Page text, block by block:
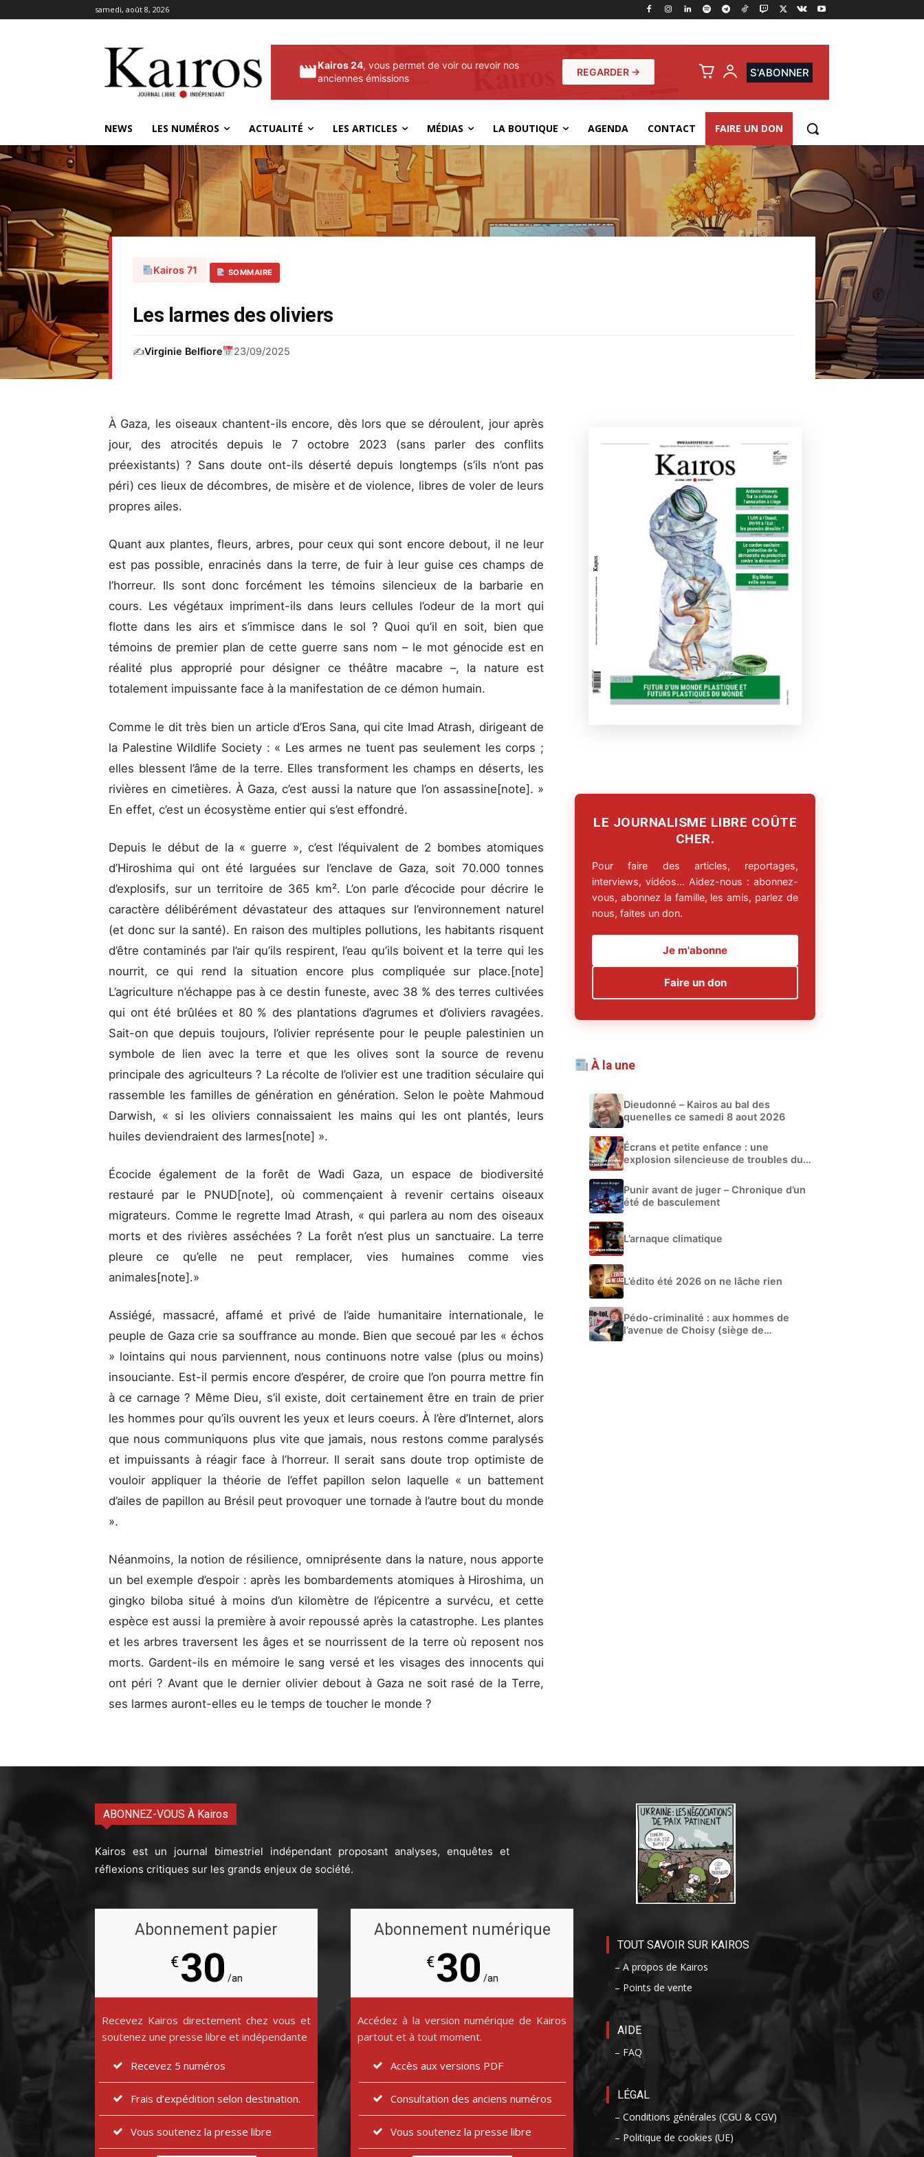
samedi, août 8, 2026
Kairos 24, vous permet de voir ou revoir nos
anciennes émissions
REGARDER → S'ABONNER
NEWS LES NUMÉROS ACTUALITÉ LES ARTICLES MÉDIAS LA BOUTIQUE AGENDA CONTACT FAIRE UN DON
Kairos 71 SOMMAIRE
Les larmes des oliviers
✍️Virginie Belfiore 23/09/2025
À Gaza, les oiseaux chantent-ils encore, dès lors que se déroulent, jour après
jour, des atrocités depuis le 7 octobre 2023 (sans parler des conflits
préexistants) ? Sans doute ont-ils déserté depuis longtemps (s’ils n’ont pas
péri) ces lieux de décombres, de misère et de violence, libres de voler de leurs
propres ailes.
Quant aux plantes, fleurs, arbres, pour ceux qui sont encore debout, il ne leur
est pas possible, enracinés dans la terre, de fuir à leur guise ces champs de
l’horreur. Ils sont donc forcément les témoins silencieux de la barbarie en
cours. Les végétaux impriment-ils dans leurs cellules l’odeur de la mort qui
flotte dans les airs et s’immisce dans le sol ? Quoi qu’il en soit, bien que
témoins de premier plan de cette guerre sans nom – le mot génocide est en
réalité plus approprié pour désigner ce théâtre macabre –, la nature est
totalement impuissante face à la manifestation de ce démon humain.
Comme le dit très bien un article d’Eros Sana, qui cite Imad Atrash, dirigeant de
la Palestine Wildlife Society : « Les armes ne tuent pas seulement les corps ;
elles blessent l’âme de la terre. Elles transforment les champs en déserts, les
rivières en cimetières. À Gaza, c’est aussi la nature que l’on assassine[note]. »
En effet, c’est un écosystème entier qui s’est effondré.
Depuis le début de la « guerre », c’est l’équivalent de 2 bombes atomiques
d’Hiroshima qui ont été larguées sur l’enclave de Gaza, soit 70.000 tonnes
d’explosifs, sur un territoire de 365 km². L’on parle d’écocide pour décrire le
caractère délibérément dévastateur des attaques sur l’environnement naturel
(et donc sur la santé). En raison des multiples pollutions, les habitants risquent
d’être contaminés par l’air qu’ils respirent, l’eau qu’ils boivent et la terre qui les
nourrit, ce qui rend la situation encore plus compliquée sur place.[note]
L’agriculture n’échappe pas à ce destin funeste, avec 38 % des terres cultivées
qui ont été brûlées et 80 % des plantations d’agrumes et d’oliviers ravagées.
Sait-on que depuis toujours, l’olivier représente pour le peuple palestinien un
symbole de lien avec la terre et que les olives sont la source de revenu
principale des agriculteurs ? La récolte de l’olivier est une tradition séculaire qui
rassemble les familles de génération en génération. Selon le poète Mahmoud
Darwish, « si les oliviers connaissaient les mains qui les ont plantés, leurs
huiles deviendraient des larmes[note] ».
Écocide également de la forêt de Wadi Gaza, un espace de biodiversité
restauré par le PNUD[note], où commençaient à revenir certains oiseaux
migrateurs. Comme le regrette Imad Atrash, « qui parlera au nom des oiseaux
morts et des rivières asséchées ? La forêt n’est plus un sanctuaire. La terre
pleure ce qu’elle ne peut remplacer, vies humaines comme vies
animales[note].»
Assiégé, massacré, affamé et privé de l’aide humanitaire internationale, le
peuple de Gaza crie sa souffrance au monde. Bien que secoué par les « échos
» lointains qui nous parviennent, nous continuons notre valse (plus ou moins)
insouciante. Est-il permis encore d’espérer, de croire que l’on pourra mettre fin
à ce carnage ? Même Dieu, s’il existe, doit certainement être en train de prier
les hommes pour qu’ils ouvrent les yeux et leurs coeurs. À l’ère d’Internet, alors
que nous communiquons plus vite que jamais, nous restons comme paralysés
et impuissants à réagir face à l’horreur. Il serait sans doute trop optimiste de
vouloir appliquer la théorie de l’effet papillon selon laquelle « un battement
d’ailes de papillon au Brésil peut provoquer une tornade à l’autre bout du monde
».
Néanmoins, la notion de résilience, omniprésente dans la nature, nous apporte
un bel exemple d’espoir : après les bombardements atomiques à Hiroshima, un
gingko biloba situé à moins d’un kilomètre de l’épicentre a survécu, et cette
espèce est aussi la première à avoir repoussé après la catastrophe. Les plantes
et les arbres traversent les âges et se nourrissent de la terre où reposent nos
morts. Gardent-ils en mémoire le sang versé et les visages des innocents qui
ont péri ? Avant que le dernier olivier debout à Gaza ne soit rasé de la Terre,
ses larmes auront-elles eu le temps de toucher le monde ?
LE JOURNALISME LIBRE COÛTE
CHER.
Pour faire des articles, reportages,
interviews, vidéos… Aidez-nous : abonnez-
vous, abonnez la famille, les amis, parlez de
nous, faites un don.
Je m'abonne
Faire un don
À la une
Dieudonné – Kairos au bal des
quenelles ce samedi 8 aout 2026
Écrans et petite enfance : une
explosion silencieuse de troubles du
Punir avant de juger – Chronique d’un
été de basculement
L’arnaque climatique
L’édito été 2026 on ne lâche rien
Pédo-criminalité : aux hommes de
l’avenue de Choisy (siège de
ABONNEZ-VOUS À Kairos
Kairos est un journal bimestriel indépendant proposant analyses, enquêtes et
réflexions critiques sur les grands enjeux de société.
Abonnement papier
€30 /an
Recevez Kairos directement chez vous et
soutenez une presse libre et indépendante
Recevez 5 numéros
Frais d’expédition selon destination.
Vous soutenez la presse libre
Abonnement numérique
€30 /an
Accédez à la version numérique de Kairos
partout et à tout moment.
Accès aux versions PDF
Consultation des anciens numéros
Vous soutenez la presse libre
TOUT SAVOIR SUR KAIROS
– A propos de Kairos
– Points de vente
AIDE
– FAQ
LÉGAL
– Conditions générales (CGU & CGV)
– Politique de cookies (UE)